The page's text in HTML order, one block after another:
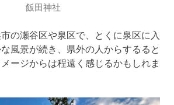
飯田神社
の瀬谷区や泉区で、とくに泉区に入
風景が続き、県外の人からするると
メージからは程遠く感じるかもしれま